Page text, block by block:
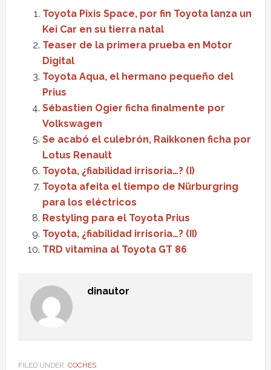
Toyota Pixis Space, por fin Toyota lanza un
Kei Car en su tierra natal
Teaser de la primera prueba en Motor
Digital
Toyota Aqua, el hermano pequeño del
Prius
Sébastien Ogier ficha finalmente por
Volkswagen
Se acabó el culebrón, Raikkonen ficha por
Lotus Renault
Toyota, ¿fiabilidad irrisoria…? (I)
Toyota afeita el tiempo de Nürburgring
para los eléctricos
Restyling para el Toyota Prius
Toyota, ¿fiabilidad irrisoria…? (II)
TRD vitamina al Toyota GT 86
dinautor
FILED UNDER: COCHES